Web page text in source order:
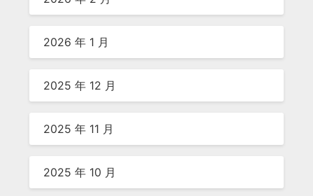
2026 年 1 月
2025 年 12 月
2025 年 11 月
2025 年 10 月